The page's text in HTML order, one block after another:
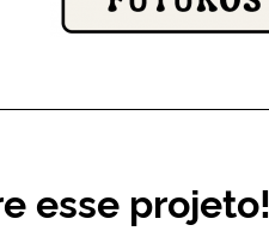
esse projeto!